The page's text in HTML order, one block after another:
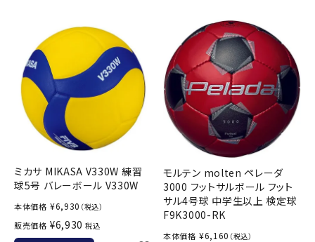
ミカサ MIKASA V330W 練習
球5号 バレーボール V330W
本体価格 ¥6,930 （税込）
販売価格 ¥6,930 税込
モルテン molten ペレーダ
3000 フットサルボール フット
サル4号球 中学生以上 検定球
F9K3000-RK
本体価格 ¥6,160 （税込）